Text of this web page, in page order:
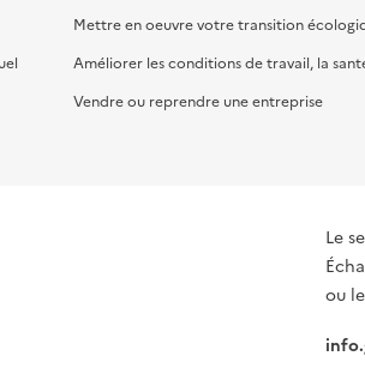
Mettre en oeuvre votre transition
Améliorer les conditions de travail, la
Vendre ou reprendre une entreprise
Le
ou